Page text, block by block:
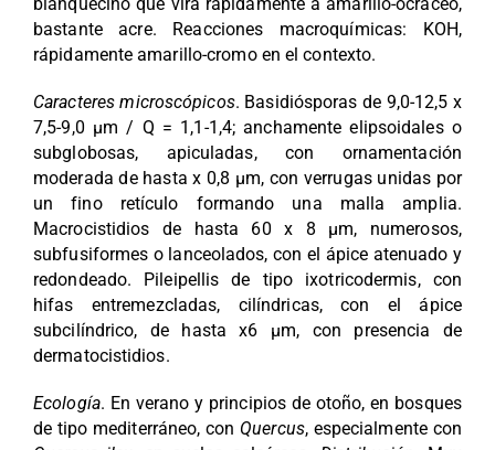
bastante acre. Reacciones macroquímicas: KOH,
rápidamente amarillo-cromo en el contexto.
Caracteres microscópicos. Basidiósporas de 9,0-12,5 x
7,5-9,0 µm / Q = 1,1-1,4; anchamente elipsoidales o
subglobosas, apiculadas, con ornamentación
moderada de hasta x 0,8 µm, con verrugas unidas por
un fino retículo formando una malla amplia.
Macrocistidios de hasta 60 x 8 µm, numerosos,
subfusiformes o lanceolados, con el ápice atenuado y
redondeado. Pileipellis de tipo ixotricodermis, con
hifas entremezcladas, cilíndricas, con el ápice
subcilíndrico, de hasta x6 µm, con presencia de
dermatocistidios.
Ecología. En verano y principios de otoño, en bosques
de tipo mediterráneo, con Quercus, especialmente con